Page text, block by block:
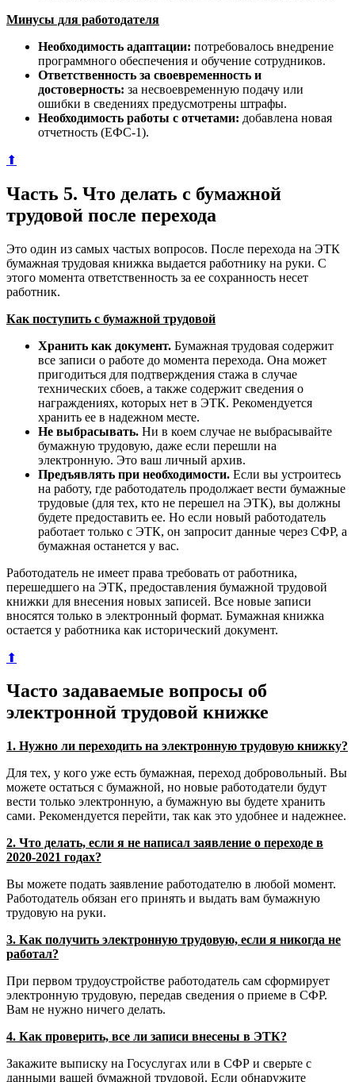
Минусы для работодателя
Необходимость адаптации: потребовалось внедрение
программного обеспечения и обучение сотрудников.
Ответственность за своевременность и
достоверность: за несвоевременную подачу или
ошибки в сведениях предусмотрены штрафы.
Необходимость работы с отчетами: добавлена новая
отчетность (ЕФС-1).
⬆
Часть 5. Что делать с бумажной
трудовой после перехода
Это один из самых частых вопросов. После перехода на ЭТК
бумажная трудовая книжка выдается работнику на руки. С
этого момента ответственность за ее сохранность несет
работник.
Как поступить с бумажной трудовой
Хранить как документ. Бумажная трудовая содержит
все записи о работе до момента перехода. Она может
пригодиться для подтверждения стажа в случае
технических сбоев, а также содержит сведения о
награждениях, которых нет в ЭТК. Рекомендуется
хранить ее в надежном месте.
Не выбрасывать. Ни в коем случае не выбрасывайте
бумажную трудовую, даже если перешли на
электронную. Это ваш личный архив.
Предъявлять при необходимости. Если вы устроитесь
на работу, где работодатель продолжает вести бумажные
трудовые (для тех, кто не перешел на ЭТК), вы должны
будете предоставить ее. Но если новый работодатель
работает только с ЭТК, он запросит данные через СФР, а
бумажная останется у вас.
Работодатель не имеет права требовать от работника,
перешедшего на ЭТК, предоставления бумажной трудовой
книжки для внесения новых записей. Все новые записи
вносятся только в электронный формат. Бумажная книжка
остается у работника как исторический документ.
⬆
Часто задаваемые вопросы об
электронной трудовой книжке
1. Нужно ли переходить на электронную трудовую книжку?
Для тех, у кого уже есть бумажная, переход добровольный. Вы
можете остаться с бумажной, но новые работодатели будут
вести только электронную, а бумажную вы будете хранить
сами. Рекомендуется перейти, так как это удобнее и надежнее.
2. Что делать, если я не написал заявление о переходе в
2020-2021 годах?
Вы можете подать заявление работодателю в любой момент.
Работодатель обязан его принять и выдать вам бумажную
трудовую на руки.
3. Как получить электронную трудовую, если я никогда не
работал?
При первом трудоустройстве работодатель сам сформирует
электронную трудовую, передав сведения о приеме в СФР.
Вам не нужно ничего делать.
4. Как проверить, все ли записи внесены в ЭТК?
Закажите выписку на Госуслугах или в СФР и сверьте с
данными вашей бумажной трудовой. Если обнаружите